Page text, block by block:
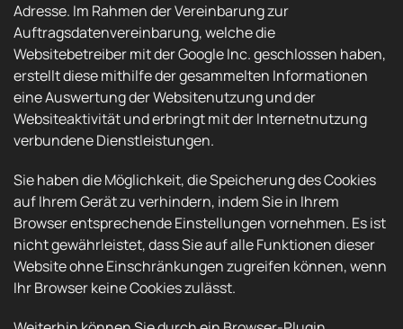
Adresse. Im Rahmen der Vereinbarung zur
Auftragsdatenvereinbarung, welche die
Websitebetreiber mit der Google Inc. geschlossen haben,
erstellt diese mithilfe der gesammelten Informationen
eine Auswertung der Websitenutzung und der
Websiteaktivität und erbringt mit der Internetnutzung
verbundene Dienstleistungen.
Sie haben die Möglichkeit, die Speicherung des Cookies
auf Ihrem Gerät zu verhindern, indem Sie in Ihrem
Browser entsprechende Einstellungen vornehmen. Es ist
nicht gewährleistet, dass Sie auf alle Funktionen dieser
Website ohne Einschränkungen zugreifen können, wenn
Ihr Browser keine Cookies zulässt.